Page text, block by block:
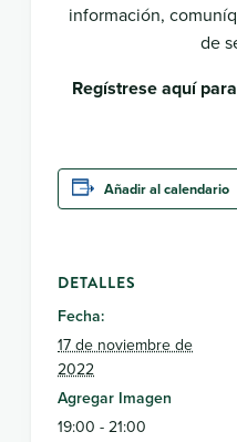
información,
de
Regístrese aquí
Añadir al calendario
DETALLES
Fecha:
17 de noviembre de
2022
Agregar Imagen
19:00 - 21:00